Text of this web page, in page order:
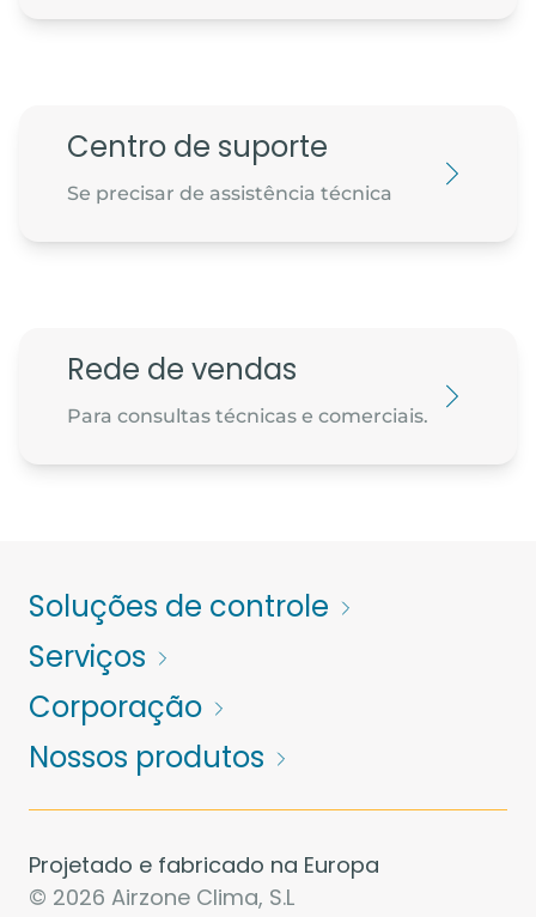
Centro de suporte
Se precisar de assistência técnica
Rede de vendas
Para consultas técnicas e comerciais.
Soluções de controle
Serviços
Corporação
Nossos produtos
Projetado e fabricado na Europa
© 2026 Airzone Clima, S.L